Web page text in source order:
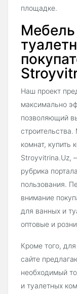
площадке.
Мебель
Наш проект
максимально
позволяющий
комнат, купить
Stroyvitrina.Uz,
рубрика
пользования.
внимание
для ванных и
оптовые и
Кроме того,
сайте
необходимый
и туалетных